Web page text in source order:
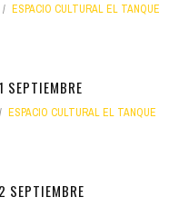
ESPACIO CULTURAL EL TANQUE
SEPTIEMBRE
ESPACIO CULTURAL EL TANQUE
SEPTIEMBRE